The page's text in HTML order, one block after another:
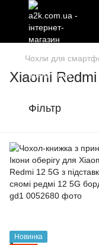
Чохли для
Xiaomi
Фільтр
Новинка